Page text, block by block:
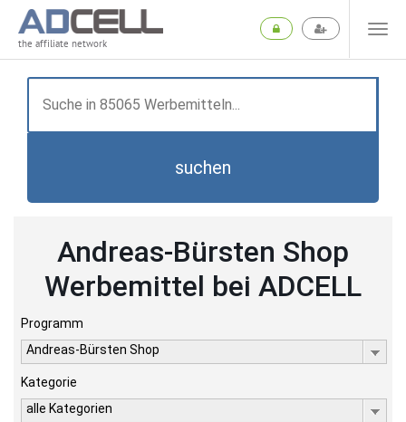
the affiliate network
suchen
Andreas-Bürsten Shop
Werbemittel bei ADCELL
Programm
Andreas-Bürsten Shop
Kategorie
alle Kategorien